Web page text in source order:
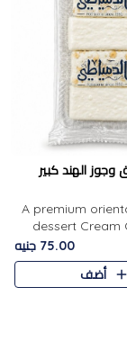
وجوز الهند كبير
A premium
dessert Cream
featuring a
texture and
flavor of
75.00 جنيه
أضف